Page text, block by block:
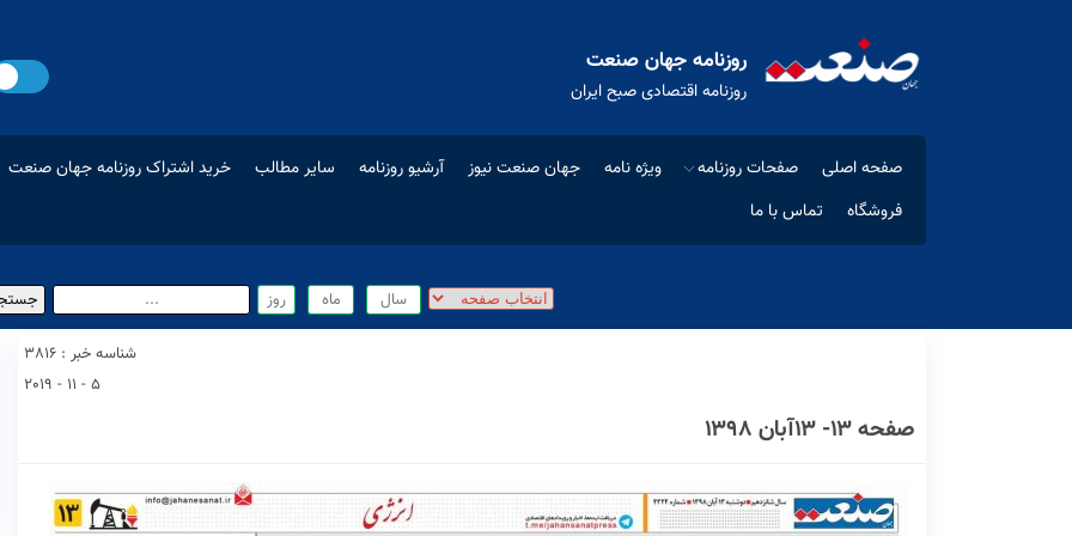
روزنامه جهان صنعت
روزنامه اقتصادی صبح ایران
صفحه اصلی صفحات روزنامه ویژه نامه جهان صنعت نیوز آرشیو روزنامه سایر مطالب
خرید اشتراک روزنامه جهان صنعت
فروشگاه
تماس با ما
شناسه خبر : 3816
5 - 11 - 2019
صفحه ۱۳- ۱۳آبان ۱۳۹۸